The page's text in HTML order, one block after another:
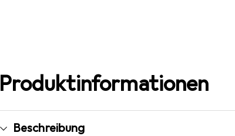
Produktinformationen
Beschreibung